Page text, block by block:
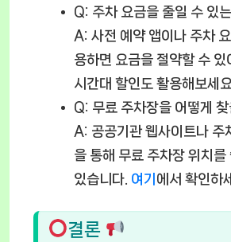
Q: 주차 요금을 줄일 수 있
A: 사전 예약 앱이나 주차
용하면 요금을 절약할 수 있
시간대 할인도 활용해보세
Q: 무료 주차장을 어떻게
A: 공공기관 웹사이트나 주
을 통해 무료 주차장 위치를
있습니다. 여기 에서 확인하
결론